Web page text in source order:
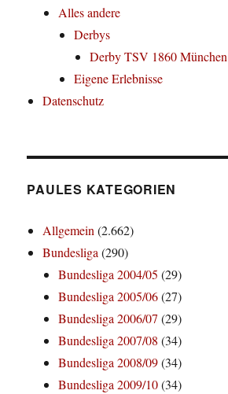
Alles andere
Derbys
Derby TSV 1860 München
Eigene Erlebnisse
Datenschutz
PAULES KATEGORIEN
Allgemein(2.662)
Bundesliga(290)
Bundesliga 2004/05 (29)
Bundesliga 2005/06(27)
Bundesliga 2006/07 (29)
Bundesliga 2007/08 (34)
Bundesliga 2008/09(34)
Bundesliga 2009/10(34)